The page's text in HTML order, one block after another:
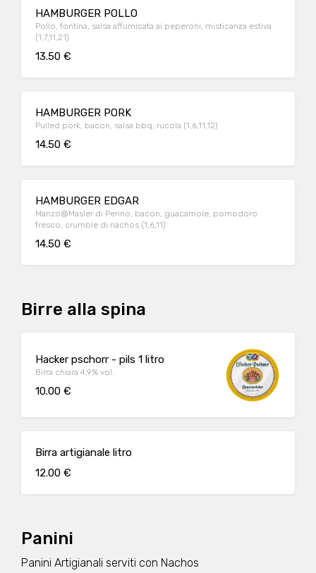
HAMBURGER POLLO
Pollo, fontina, salsa affumicata ai peperoni, misticanza estiva
(1,7,11,21)
13.50 €
HAMBURGER PORK
Pulled pork, bacon, salsa bbq, rucola (1,6,11,12)
14.50 €
HAMBURGER EDGAR
Manzo@Masler di Perino, bacon, guacamole, pomodoro
fresco, crumble di nachos (1,6,11)
14.50 €
Birre alla spina
Hacker pschorr - pils 1 litro
Birra chiara 4,9% vol.
10.00 €
Birra artigianale litro
12.00 €
Panini
Panini Artigianali serviti con Nachos